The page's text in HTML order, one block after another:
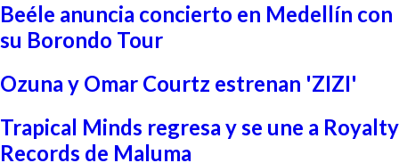
Beéle anuncia concierto en Medellín con
su Borondo Tour
Ozuna y Omar Courtz estrenan 'ZIZI'
Trapical Minds regresa y se une a Royalty
Records de Maluma